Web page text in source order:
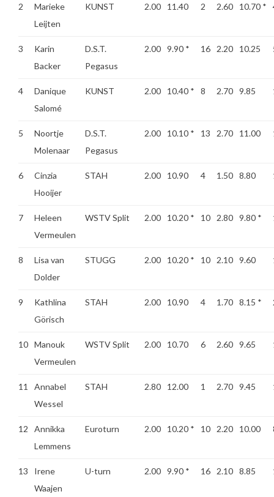
2
Marieke
Leijten
KUNST 2.00 11.40 2 2.60 10.70 *
3
Karin
Backer
D.S.T.
Pegasus
2.00 9.90 * 16 2.20 10.25
4
Danique
Salomé
KUNST 2.00 10.40 * 8 2.70 9.85
5
Noortje
Molenaar
D.S.T.
Pegasus
2.00 10.10 * 13 2.70 11.00
6
Cinzia
Hooijer
STAH 2.00 10.90 4 1.50 8.80
7
Heleen
Vermeulen
WSTV Split 2.00 10.20 * 10 2.80 9.80 *
8
Lisa van
Dolder
STUGG 2.00 10.20 * 10 2.10 9.60
9
Kathlina
Görisch
STAH 2.00 10.90 4 1.70 8.15 *
10 Manouk
Vermeulen
WSTV Split 2.00 10.70 6 2.60 9.65
11
Annabel
Wessel
STAH 2.80 12.00 1 2.70 9.45
12
Annikka
Lemmens
Euroturn 2.00 10.20 * 10 2.20 10.00
13
Irene
Waajen
U-turn 2.00 9.90 * 16 2.10 8.85